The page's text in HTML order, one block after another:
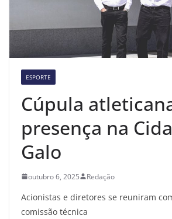
ESPORTE
Cúpula
presença na
Galo
outubro 6, 2025 Redação
Acionistas e diretores se reuniram
comissão técnica